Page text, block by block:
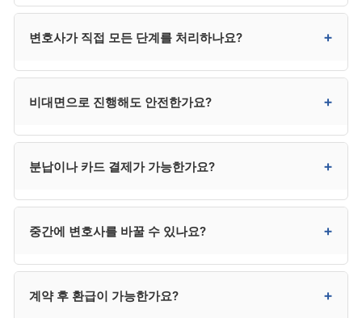
제한이 있어 분쟁 발생 시 변호사를 추가 선임해야 할 수
있어, 결과적으로 변호사가 더 효율적인 경우가
반영되거나, 사건이 과다해 개별 관리가 약해질 수
선택은 직접 상담을 통해 결정하시는 것이 좋습니다.
변호사가 직접 모든 단계를 처리하나요? +
운영됩니다. 변호사가 사건 수임 결정, 변제계획안 최종
서류 작업은 사무직원이 진행하는 것이 일반적입니다.
계약서에 담당 변호사 명의가 명확하고 중요 단계에서
비대면으로 진행해도 안전한가요? +
안전하게 처리할 수 있습니다. 다른 지역의 평판 좋은
있습니다.
분납이나 카드 결제가 가능한가요? +
일반적이며, 카드 무이자 할부도 3·6·12개월 등으로
수임료를 마련하는 것은 사해행위 의심을 받을 수 있어
위험합니다.
중간에 변호사를 바꿀 수 있나요? +
있습니다. 처음 계약 시 신중하게 선택하시는 것이 가장
계약 후 환급이 가능한가요? +